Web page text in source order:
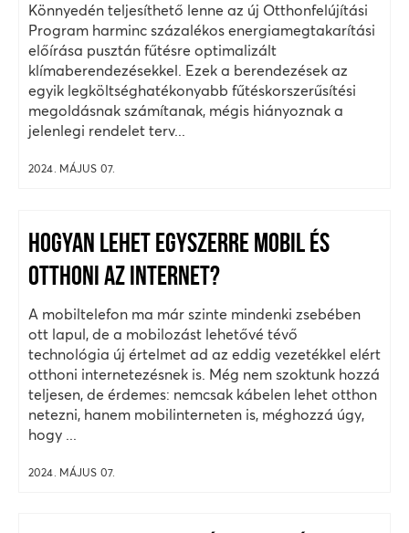
Könnyedén teljesíthető lenne az új Otthonfelújítási
Program harminc százalékos energiamegtakarítási
előírása pusztán fűtésre optimalizált
klímaberendezésekkel. Ezek a berendezések az
egyik legköltséghatékonyabb fűtéskorszerűsítési
megoldásnak számítanak, mégis hiányoznak a
jelenlegi rendelet terv...
2024. MÁJUS 07.
HOGYAN LEHET EGYSZERRE MOBIL ÉS
OTTHONI AZ INTERNET?
A mobiltelefon ma már szinte mindenki zsebében
ott lapul, de a mobilozást lehetővé tévő
technológia új értelmet ad az eddig vezetékkel elért
otthoni internetezésnek is. Még nem szoktunk hozzá
teljesen, de érdemes: nemcsak kábelen lehet otthon
netezni, hanem mobilinterneten is, méghozzá úgy,
hogy ...
2024. MÁJUS 07.